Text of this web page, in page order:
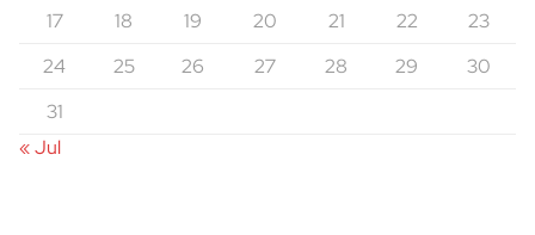
17
18 19 20 21 22
23
24
25 26 27 28 29
30
31
« Jul